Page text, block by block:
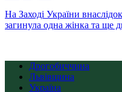
На Заході України
загинула одна жінка та
Дрогобиччина
Львівщина
Україна